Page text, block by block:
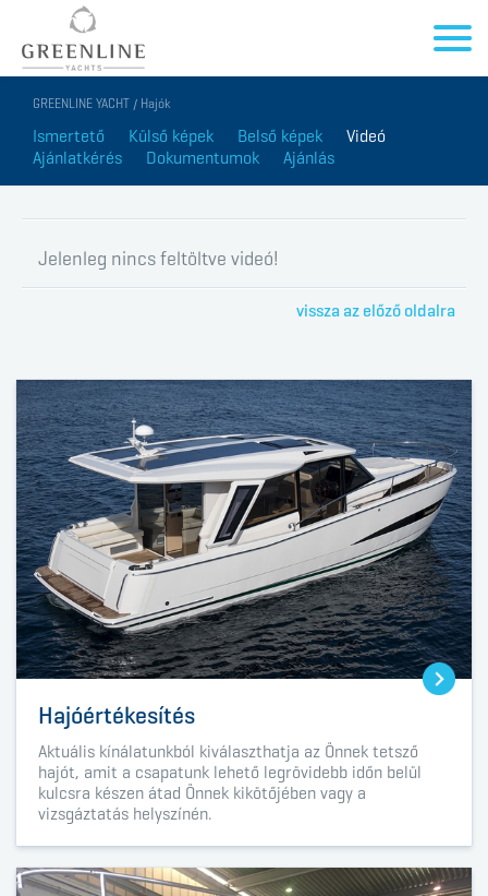
GREENLINE YACHT / Hajók
Ismertető Külső képek Belső képek
Videó
Ajánlatkérés
Dokumentumok Ajánlás
Jelenleg nincs feltöltve videó!
vissza az előző oldalra
Hajóértékesítés
Aktuális kínálatunkból kiválaszthatja az Önnek tetsző
hajót, amit a csapatunk lehető legrövidebb időn belül
kulcsra készen átad Önnek kikötőjében vagy a
vizsgáztatás helyszínén.